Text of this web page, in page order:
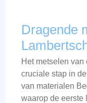
Dragende
Het metselen
cruciale stap in
van materialen
waarop de eerste